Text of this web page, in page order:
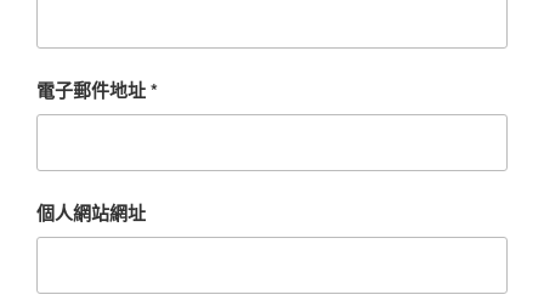
電子郵件地址*
個人網站網址